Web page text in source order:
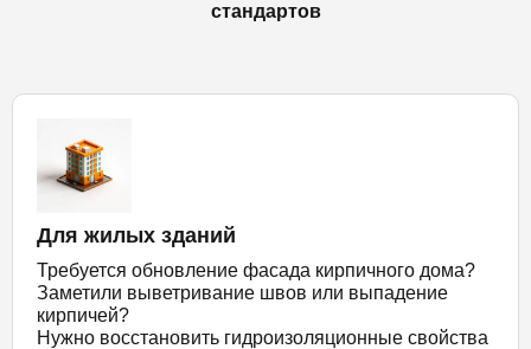
стандартов
Для жилых зданий
Требуется обновление фасада кирпичного дома?
Заметили выветривание швов или выпадение
кирпичей?
Нужно восстановить гидроизоляционные свойства